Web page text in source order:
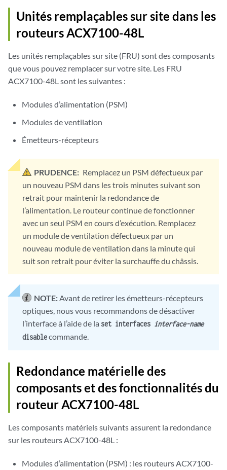
Unités remplaçables sur site dans les
routeurs ACX7100-48L
Les unités remplaçables sur site (FRU) sont des composants
que vous pouvez remplacer sur votre site. Les FRU
ACX7100-48L sont les suivantes :
Modules d’alimentation (PSM)
Modules de ventilation
Émetteurs-récepteurs
PRUDENCE: Remplacez un PSM défectueux par
un nouveau PSM dans les trois minutes suivant son
retrait pour maintenir la redondance de
l’alimentation. Le routeur continue de fonctionner
avec un seul PSM en cours d’exécution. Remplacez
un module de ventilation défectueux par un
nouveau module de ventilation dans la minute qui
suit son retrait pour éviter la surchauffe du châssis.
NOTE: Avant de retirer les émetteurs-récepteurs
optiques, nous vous recommandons de désactiver
l’interface à l’aide de la set interfaces interface-name
disablecommande.
Redondance matérielle des
composants et des fonctionnalités du
routeur ACX7100-48L
Les composants matériels suivants assurent la redondance
sur les routeurs ACX7100-48L :
Modules d’alimentation (PSM) : les routeurs ACX7100-